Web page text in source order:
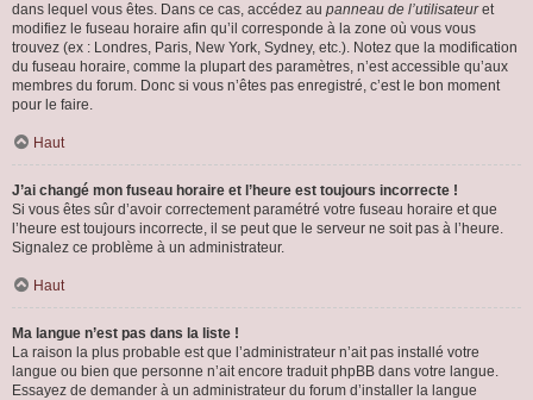
dans lequel vous êtes. Dans ce cas, accédez au panneau de l’utilisateuret
modifiez le fuseau horaire afin qu’il corresponde à la zone où vous vous
trouvez (ex : Londres, Paris, New York, Sydney, etc.). Notez que la modification
du fuseau horaire, comme la plupart des paramètres, n’est accessible qu’aux
membres du forum. Donc si vous n’êtes pas enregistré, c’est le bon moment
pour le faire.
Haut
J’ai changé mon fuseau horaire et l’heure est toujours incorrecte !
Si vous êtes sûr d’avoir correctement paramétré votre fuseau horaire et que
l’heure est toujours incorrecte, il se peut que le serveur ne soit pas à l’heure.
Signalez ce problème à un administrateur.
Haut
Ma langue n’est pas dans la liste !
La raison la plus probable est que l’administrateur n’ait pas installé votre
langue ou bien que personne n’ait encore traduit phpBB dans votre langue.
Essayez de demander à un administrateur du forum d’installer la langue